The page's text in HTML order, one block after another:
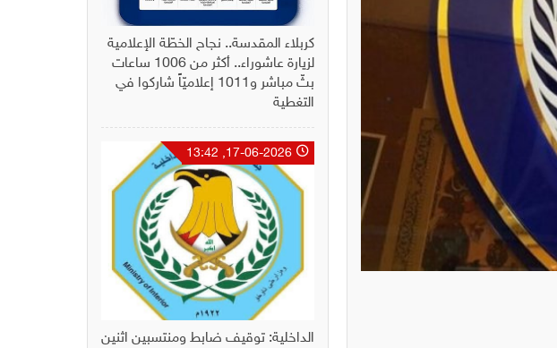
كربلاء المقدسة.. نجاح الخطّة الإعلامية
لزيارة عاشوراء.. أكثر من 1006 ساعات
بثّ مباشر و1011 إعلاميّاً شاركوا في
التغطية
الداخلية: توقيف ضابط ومنتسبين اثنين